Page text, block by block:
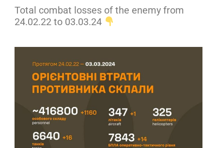
Total combat losses of the enemy from
24.02.22 to 03.03.24